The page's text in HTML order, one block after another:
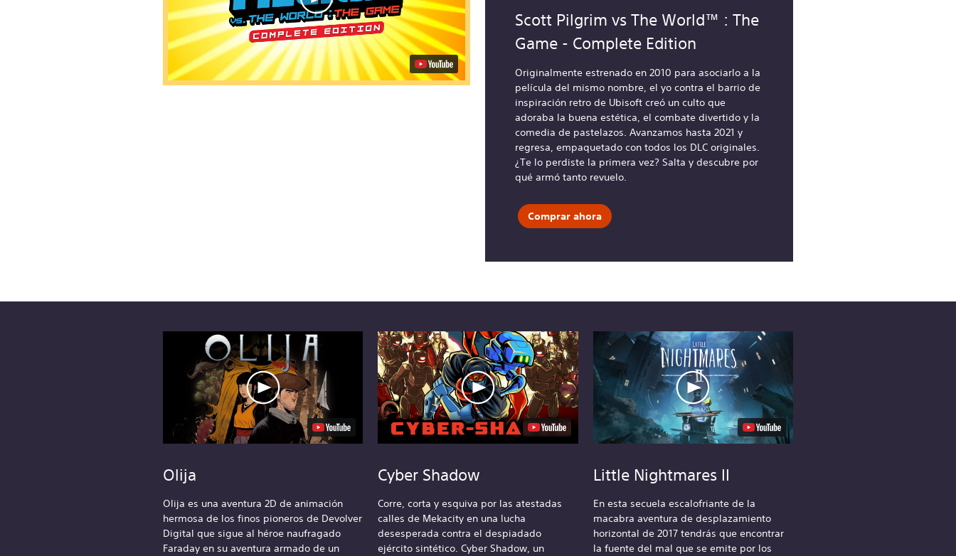
Scott Pilgrim vs The World™ : The
Game - Complete Edition
Originalmente estrenado en 2010 para asociarlo a la
película del mismo nombre, el yo contra el barrio de
inspiración retro de Ubisoft creó un culto que
adoraba la buena estética, el combate divertido y la
comedia de pastelazos. Avanzamos hasta 2021 y
regresa, empaquetado con todos los DLC originales.
¿Te lo perdiste la primera vez? Salta y descubre por
qué armó tanto revuelo.
Comprar ahora
Olija
Olija es una aventura 2D de animación
hermosa de los finos pioneros de Devolver
Digital que sigue al héroe naufragado
Faraday en su aventura armado de un
Cyber Shadow
Corre, corta y esquiva por las atestadas
calles de Mekacity en una lucha
desesperada contra el despiadado
ejército sintético. Cyber Shadow, un
Little Nightmares II
En esta secuela escalofriante de la
macabra aventura de desplazamiento
horizontal de 2017 tendrás que encontrar
la fuente del mal que se emite por los